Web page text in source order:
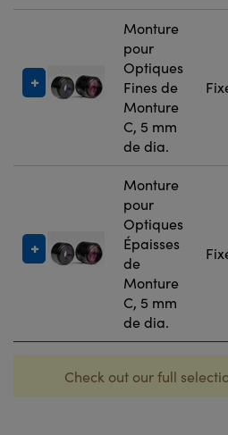
Monture
pour
Optiques
Fines de
Monture
C, 5 mm
de dia.
Monture
pour
Optiques
Épaisses
de
Monture
C, 5 mm
de dia.
Check out our full